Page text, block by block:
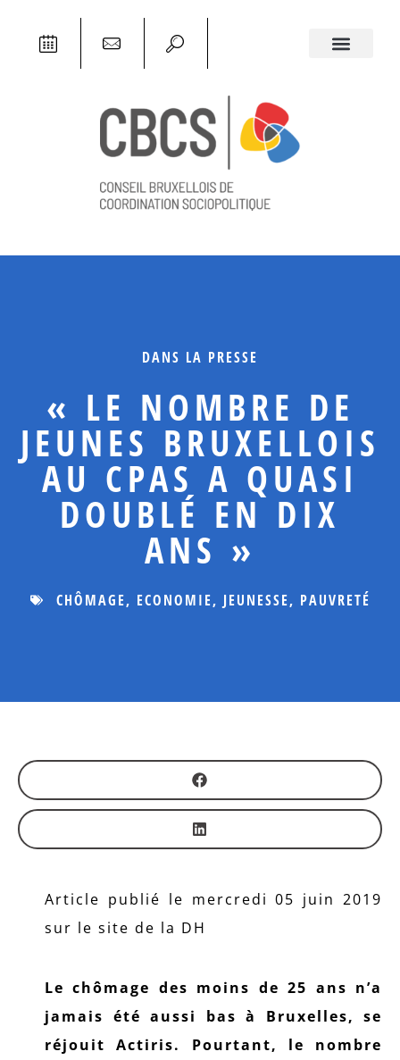
DANS LA PRESSE
« LE NOMBRE DE
JEUNES BRUXELLOIS
AU CPAS A QUASI
DOUBLÉ EN DIX
ANS »
CHÔMAGE, ECONOMIE, JEUNESSE, PAUVRETÉ
Article publié le mercredi 05 juin 2019
sur le site de la DH
Le chômage des moins de 25 ans n’a
jamais été aussi bas à Bruxelles, se
réjouit Actiris. Pourtant, le nombre